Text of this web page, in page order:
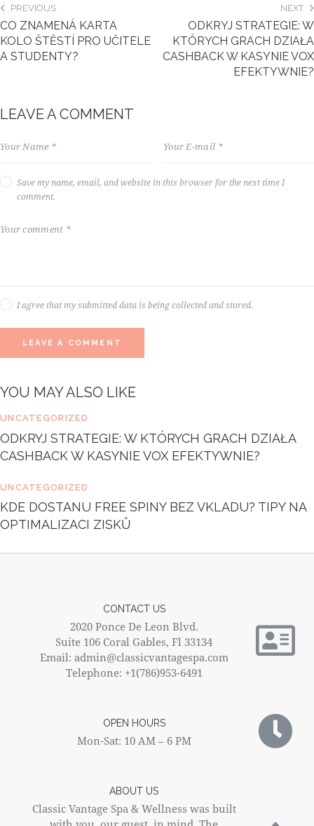
PREVIOUS
CO ZNAMENÁ KARTA
KOLO ŠTĚSTÍ PRO UČITELE
A STUDENTY?
NEXT
ODKRYJ STRATEGIE: W
KTÓRYCH GRACH DZIAŁA
CASHBACK W KASYNIE VOX
EFEKTYWNIE?
LEAVE A COMMENT
Save my name, email, and website in this browser for the next time I
comment.
I agree that my submitted data is being collected and stored.
YOU MAY ALSO LIKE
UNCATEGORIZED
ODKRYJ STRATEGIE: W KTÓRYCH GRACH DZIAŁA
CASHBACK W KASYNIE VOX EFEKTYWNIE?
UNCATEGORIZED
KDE DOSTANU FREE SPINY BEZ VKLADU? TIPY NA
OPTIMALIZACI ZISKŮ
ABOUT US
Classic Vantage Spa & Wellness was built
OPEN HOURS
Mon-Sat: 10 AM – 6 PM
CONTACT US
2020 Ponce De Leon Blvd.
Suite 106 Coral Gables, Fl 33134
Email: admin@classicvantagespa.com
Telephone: +1(786)953-6491